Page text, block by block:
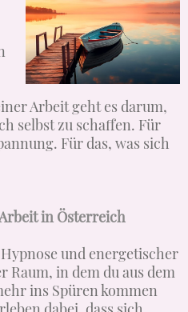
Arbeit geht es darum,
selbst zu schaffen. Für
Für das, was sich
in Österreich
und energetischer
in dem du aus dem
ins Spüren kommen